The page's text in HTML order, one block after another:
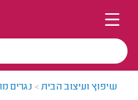
שיפוץ ועיצוב הבית> נגרים